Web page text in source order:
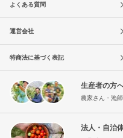
よくある質問
運営会社
特商法に基づく表記
生産者の方
農家さん・漁
法人・自治